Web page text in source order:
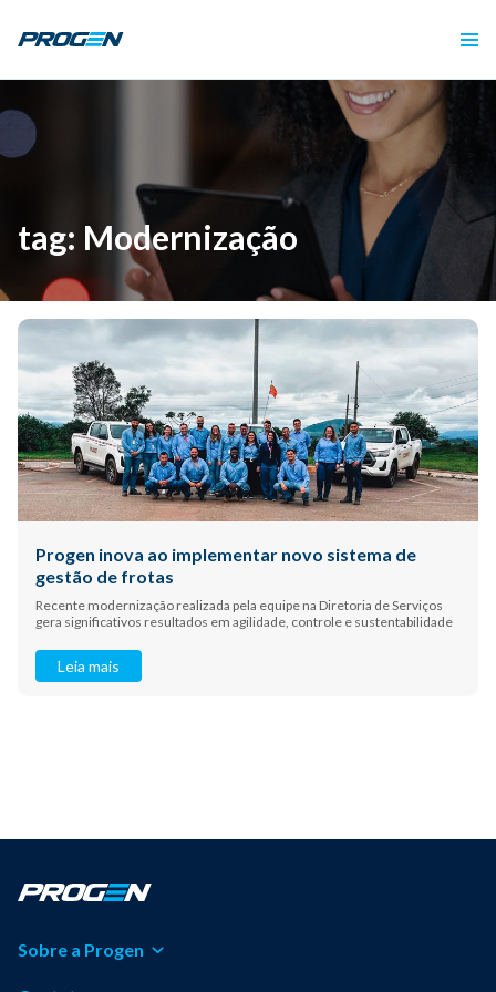
tag: Modernização
Progen inova ao implementar novo sistema de
gestão de frotas
Recente modernização realizada pela equipe na Diretoria de Serviços
gera significativos resultados em agilidade, controle e sustentabilidade
Leia mais
Sobre a Progen